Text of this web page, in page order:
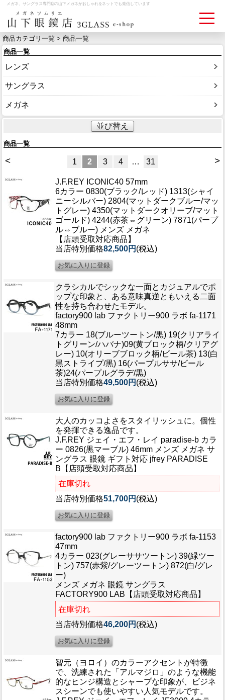
メガネ、サングラス専門店の山下メガネがおしゃれをネットでも発信しています
ログイン お買いものカゴ
お問い合わせ
メディア情報
MEDIA
アクセス
おすすめアイテム
ITEM
ブログ
BLOG
会社概要
インフォメーション
INFORMATION
商品カテゴリ一覧 > 商品一覧
商品一覧
レンズ
サングラス
メガネ
並び替え
商品一覧
< >
1 2 3 4 … 31
J.F.REY ICONIC40 57mm
6カラー 0830(ブラック/レッド) 1313(シャイ
ニーシルバー) 2804(マットダークブルー/マッ
トグレー) 4350(マットダークオリーブ/マット
ゴールド) 4244(赤茶⇔グリーン) 7871(パープ
ル⇔ブルー) メンズ メガネ
【店頭受取対応商品】
当店特別価格82,500円 (税込)
クラシカルでシックな一面とカジュアルでポ
ップな印象と、ある意味真逆ともいえる二面
性を持ち合わせたモデル。
factory900 lab ファクトリー900 ラボ fa-1171
48mm
7カラー 18(ブルーツートン/黒) 19(クリアライ
トグリーン/ハバナ)09(黄ブロック柄/クリアグ
レー) 10(オリーブブロック柄/ビール茶) 13(白
黒ストライプ/黒) 16(パープルササ/ビール
茶)24(パープルグラデ/黒)
当店特別価格49,500円 (税込)
大人のカッコよさをスタイリッシュに。個性
を発揮できる逸品です。
J.F.REY ジェイ・エフ・レイ paradise-b カラ
ー 0826(黒マーブル) 46mm メンズ メガネ サ
ングラス 眼鏡 ギフト対応 jfrey PARADISE
B【店頭受取対応商品】
在庫切れ
当店特別価格51,700円 (税込)
factory900 lab ファクトリー900 ラボ fa-1153
47mm
4カラー 023(グレーササツートン) 39(緑ツー
トン) 757(赤紫/グレーツートン) 872(白/グレ
ー)
メンズ メガネ 眼鏡 サングラス
FACTORY900 LAB【店頭受取対応商品】
在庫切れ
当店特別価格46,200円 (税込)
智元（ヨロイ）のカラーアクセントが特徴
で、洗練された「アルマジロ」のような機能
的なヒンジ構造とシャープな印象が、ビジネ
スシーンでも使いやすい人気モデルです。